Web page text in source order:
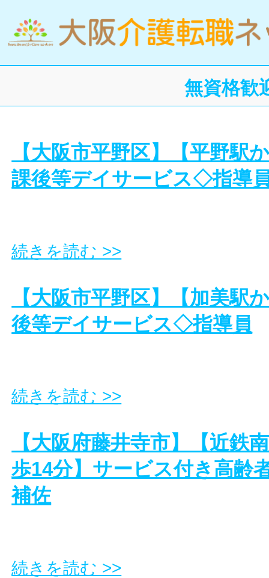
無資格歓
【大阪市平野区】【平野駅
課後等デイサービス◇指導
続きを読む >>
【大阪市平野区】【加美駅
後等デイサービス◇指導員
続きを読む >>
【大阪府藤井寺市】【近
歩14分】サービス付き高齢
補佐
続きを読む >>